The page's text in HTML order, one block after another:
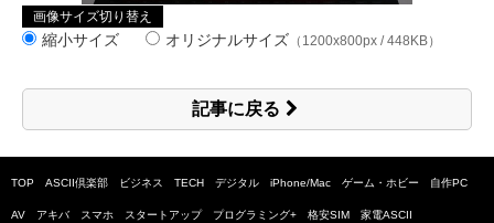
画像サイズ切り替え
縮小サイズ オリジナルサイズ （1200x800px / 448KB）
記事に戻る
TOP ASCII倶楽部 ビジネス TECH デジタル iPhone/Mac ゲーム・ホビー 自作PC
AV アキバ スマホ スタートアップ プログラミング+ 格安SIM 家電ASCII